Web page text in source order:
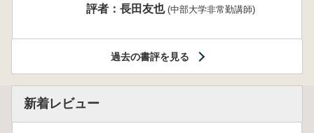
評者：長田友也 (中部大学非常勤講師)
過去の書評を見る
新着レビュー